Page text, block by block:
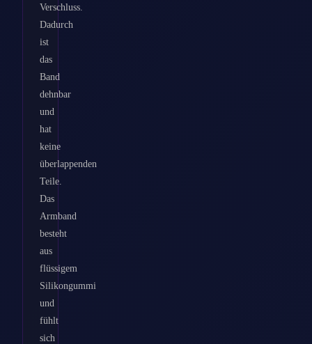
Verschluss.
Dadurch
ist
das
Band
dehnbar
und
hat
keine
überlappenden
Teile.
Das
Armband
besteht
aus
flüssigem
Silikongummi
und
fühlt
sich